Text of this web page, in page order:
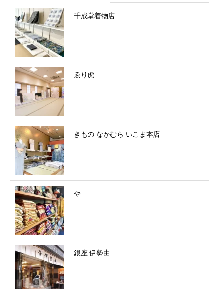
千成堂着物店
ゑり虎
きもの なかむら いこま本店
やゝ
銀座 伊勢由